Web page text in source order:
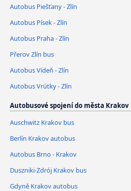
Autobus Piešťany - Zlín
Autobus Písek - Zlín
Autobus Praha - Zlín
Přerov Zlín bus
Autobus Vídeň - Zlín
Autobus Vrútky - Zlín
Autobusové spojení do města Krakov
Auschwitz Krakov bus
Berlín Krakov autobus
Autobus Brno - Krakov
Duszniki-Zdrój Krakov bus
Gdyně Krakov autobus